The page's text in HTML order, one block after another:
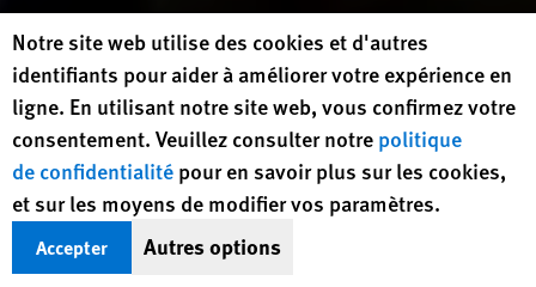
Des membres des services d'urgence ukrainiens retiraient
une partie de la toiture de l'Hôpital Okhmatdy pour enfants
Human Rights Watch cookie preferences
Notre site web utilise des cookies et d'autres
identifiants pour aider à améliorer votre expérience en
ligne. En utilisant notre site web, vous confirmez votre
consentement. Veuillez consulter notre politique
de confidentialité pour en savoir plus sur les cookies,
et sur les moyens de modifier vos paramètres.
Accepter Autres options